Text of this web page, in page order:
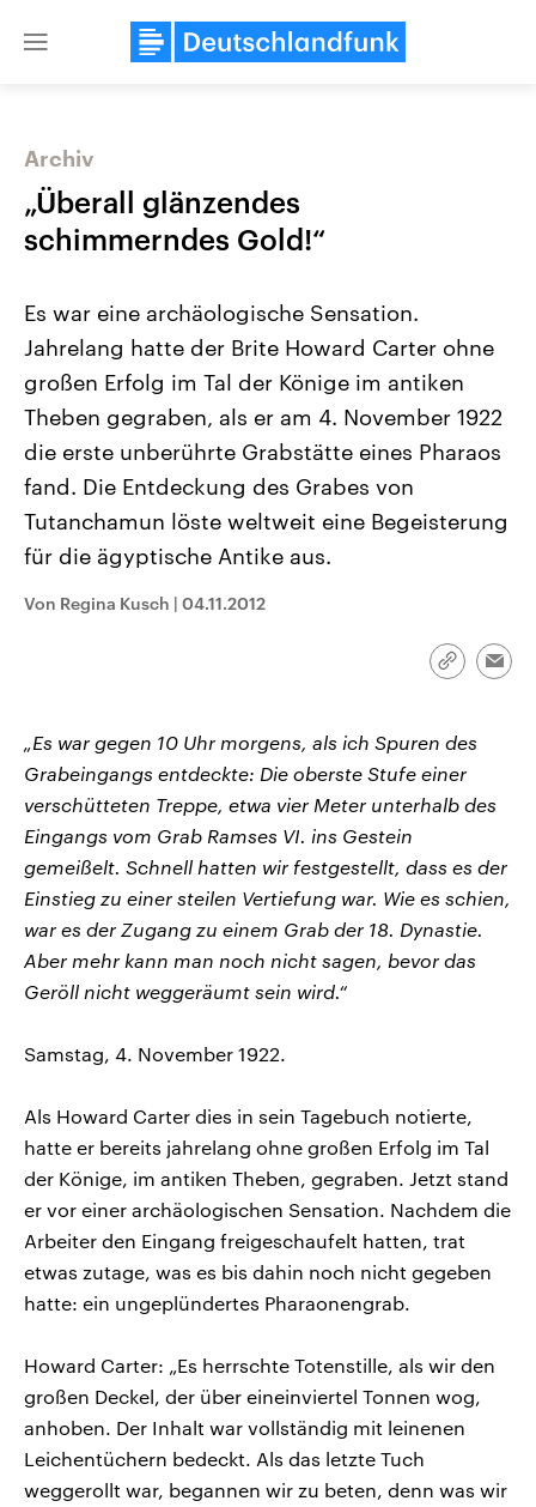
Close
Themen
USA
Hintergründe
Wirtschaftlich und militärisch
gehören die Vereinigten Staaten zu
den mächtigsten Ländern der Erde,
mit großem Einfluss auf das
aktuelle Weltgeschehen.
Nahostkonflikt
Der Überfall der
Terrororganisation Hamas
Oktober 2023 auf Israel
Region wieder die
Israel möchte die Hamas
Diese wird wie die
Libanon vom Iran
Sendungen Programm
Archiv
„Überall glänzendes
schimmerndes Gold!“
Es war eine archäologische Sensation.
Jahrelang hatte der Brite Howard Carter ohne
großen Erfolg im Tal der Könige im antiken
Theben gegraben, als er am 4. November 1922
die erste unberührte Grabstätte eines Pharaos
fand. Die Entdeckung des Grabes von
Tutanchamun löste weltweit eine Begeisterung
für die ägyptische Antike aus.
Von Regina Kusch | 04.11.2012
Link
„Es war gegen 10 Uhr morgens, als ich Spuren des
Grabeingangs entdeckte: Die oberste Stufe einer
verschütteten Treppe, etwa vier Meter unterhalb des
Eingangs vom Grab Ramses VI. ins Gestein
gemeißelt. Schnell hatten wir festgestellt, dass es der
Einstieg zu einer steilen Vertiefung war. Wie es schien,
war es der Zugang zu einem Grab der 18. Dynastie.
Aber mehr kann man noch nicht sagen, bevor das
Geröll nicht weggeräumt sein wird.“
Samstag, 4. November 1922.
Als Howard Carter dies in sein Tagebuch notierte,
hatte er bereits jahrelang ohne großen Erfolg im Tal
der Könige, im antiken Theben, gegraben. Jetzt stand
er vor einer archäologischen Sensation. Nachdem die
Arbeiter den Eingang freigeschaufelt hatten, trat
etwas zutage, was es bis dahin noch nicht gegeben
hatte: ein ungeplündertes Pharaonengrab.
Howard Carter: „Es herrschte Totenstille, als wir den
großen Deckel, der über eineinviertel Tonnen wog,
anhoben. Der Inhalt war vollständig mit leinenen
Leichentüchern bedeckt. Als das letzte Tuch
weggerollt war, begannen wir zu beten, denn was wir